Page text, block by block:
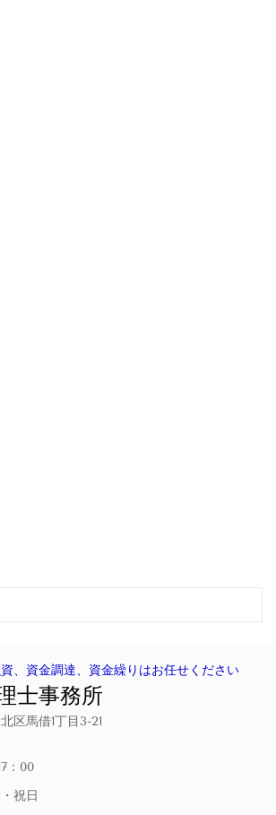
、資金調達、資金繰りはお任せください
士事務所
区馬借1丁目3-21
：00
祝日